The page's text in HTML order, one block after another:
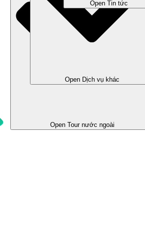
Open Tour nước ngoài
Open Dịch vụ khác
Open Tin tức